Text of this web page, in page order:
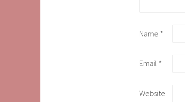
Name *
Email *
Website